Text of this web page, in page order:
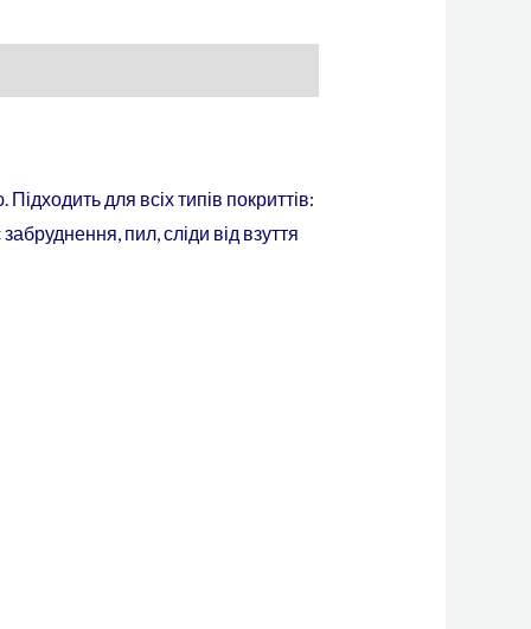
для всіх типів покриттів:
пил, сліди від взуття